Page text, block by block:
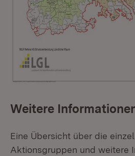
Weitere
Eine Übersicht über die
Aktionsgruppen und weitere